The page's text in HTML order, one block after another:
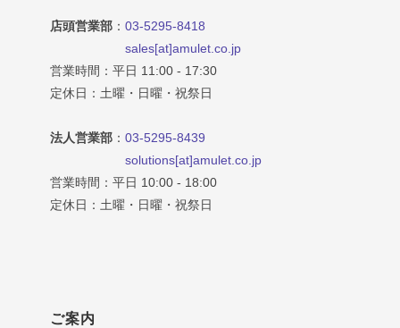
店頭営業部 ： 03-5295-8418
sales[at]amulet.co.jp
営業時間：平日 11:00 - 17:30
定休日：土曜・日曜・祝祭日
法人営業部 ： 03-5295-8439
solutions[at]amulet.co.jp
営業時間：平日 10:00 - 18:00
定休日：土曜・日曜・祝祭日
ご案内